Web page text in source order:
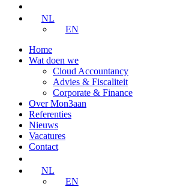
NL
EN
Home
Wat doen we
Cloud Accountancy
Advies & Fiscaliteit
Corporate & Finance
Over Mon3aan
Referenties
Nieuws
Vacatures
Contact
NL
EN